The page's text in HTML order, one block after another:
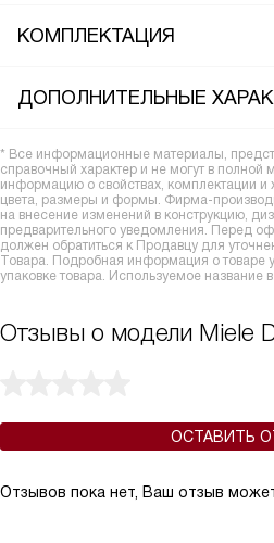
КОМПЛЕКТАЦИЯ
ДОПОЛНИТЕЛЬНЫЕ
* Все информационные материалы,
справочный характер и не могут в полной
информацию о свойствах, комплектации и
цвета, размеры и формы. Фирма-
на внесение изменений в конструкцию,
предварительного уведомления. Перед
должен обратиться к Продавцу для
Товара. Подробная информация о товаре
упаковке товара. Используемое название
Отзывы о модели Miele
ОСТАВИТЬ
Отзывов пока нет, Ваш отзыв